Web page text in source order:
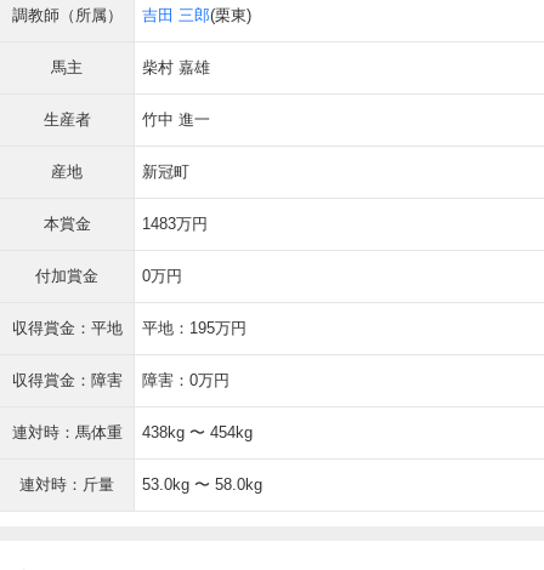
調教師（所属） 吉田 三郎(栗東)
馬主 柴村 嘉雄
生産者 竹中 進一
産地 新冠町
本賞金 1483万円
付加賞金 0万円
収得賞金：平地 平地：195万円
収得賞金：障害 障害：0万円
連対時：馬体重 438kg 〜 454kg
連対時：斤量 53.0kg 〜 58.0kg